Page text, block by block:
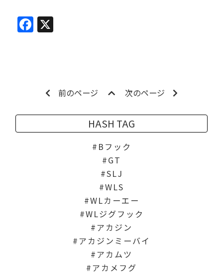
Facebook
前のページ 次のページ
HASH TAG
Bフック
GT
SLJ
WLS
WLカーエー
WLジグフック
アカジン
アカジンミーバイ
アカムツ
アカメフグ